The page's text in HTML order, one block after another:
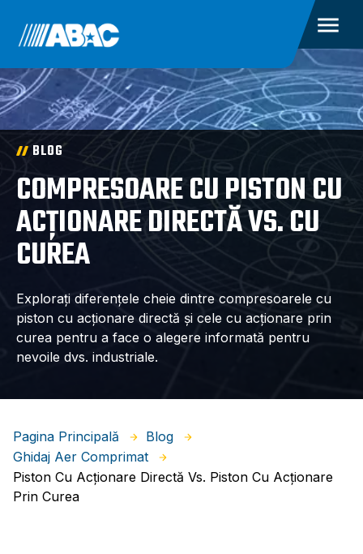
BLOG
COMPRESOARE CU PISTON CU
ACȚIONARE DIRECTĂ VS. CU
CUREA
Explorați diferențele cheie dintre compresoarele cu
piston cu acționare directă și cele cu acționare prin
curea pentru a face o alegere informată pentru
nevoile dvs. industriale.
Pagina Principală
Blog
Ghidaj Aer Comprimat
Piston Cu Acționare Directă Vs. Piston Cu Acționare
Prin Curea